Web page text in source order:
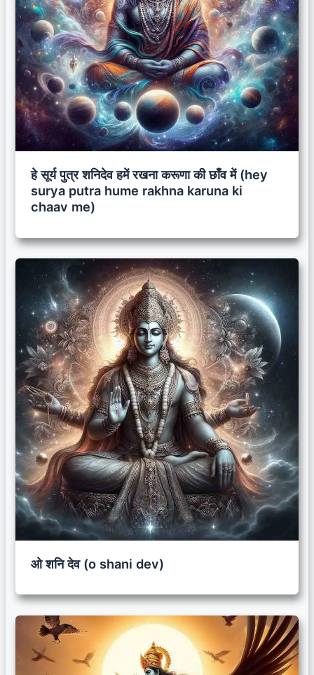
हे सूर्य पुत्र शनिदेव हमें रखना करूणा की छाँव में (hey
surya putra hume rakhna karuna ki
chaav me)
ओ शनि देव (o shani dev)